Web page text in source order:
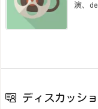
演、
ディスカッシ